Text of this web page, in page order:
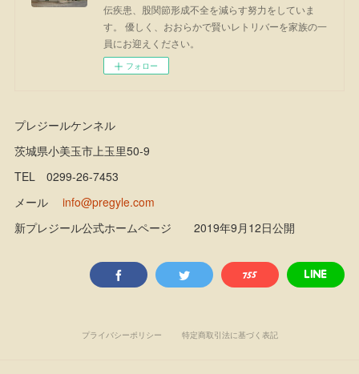
伝疾患、股関節形成不全を減らす努力をしていま
す。 優しく、おおらかで賢いレトリバーを家族の一
員にお迎えください。
フォロー
プレジールケンネル
茨城県小美玉市上玉里50-9
TEL 0299-26-7453
メールinfo@pregyle.com
新プレジール公式ホームページ 2019年9月12日公開
プライバシーポリシー 特定商取引法に基づく表記